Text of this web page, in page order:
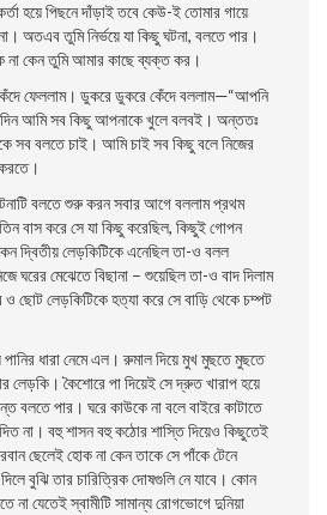
হয়ে পিছনে দাঁড়াই তবে কেউ-ই তােমার গায়ে
অতএব তুমি নির্ভয়ে যা কিছু ঘটনা, বলতে পার।
না কেন তুমি আমার কাছে ব্যক্ত কর।
ফেললাম। ডুকরে ডুকরে কেঁদে বললাম—“আপনি
আমি সব কিছু আপনাকে খুলে বলবই। অন্ততঃ
সব বলতে চাই। আমি চাই সব কিছু বলে নিজের
করতে।
বলতে শুরু করন সবার আগে বললাম প্রথম
বাস করে সে যা কিছু করেছিল, কিছুই গােপন
দ্বিতীয় লেড়কিটিকে এনেছিল তা-ও বলল
ঘরের মেঝেতে বিছানা – শুয়েছিল তা-ও বাদ দিলাম
ছােট লেড়কিটিকে হত্যা করে সে বাড়ি থেকে চম্পট
ধারা নেমে এল। রুমাল দিয়ে মুখ মুছতে মুছতে
কৈশােরে পা দিয়েই সে দ্রুত খারাপ হয়ে
বলতে পার। ঘরে কাউকে না বলে বাইরে কাটাতে
না। বহু শাসন বহু কঠোর শাস্তি দিয়েও কিছুতেই
ছেলেই হােক না কেন তাকে সে পাঁকে টেনে
বুঝি তার চারিত্রিক দোষগুলি নে যাবে। কোন
যেতেই স্বামীটি সামান্য রােগভােগে দুনিয়া